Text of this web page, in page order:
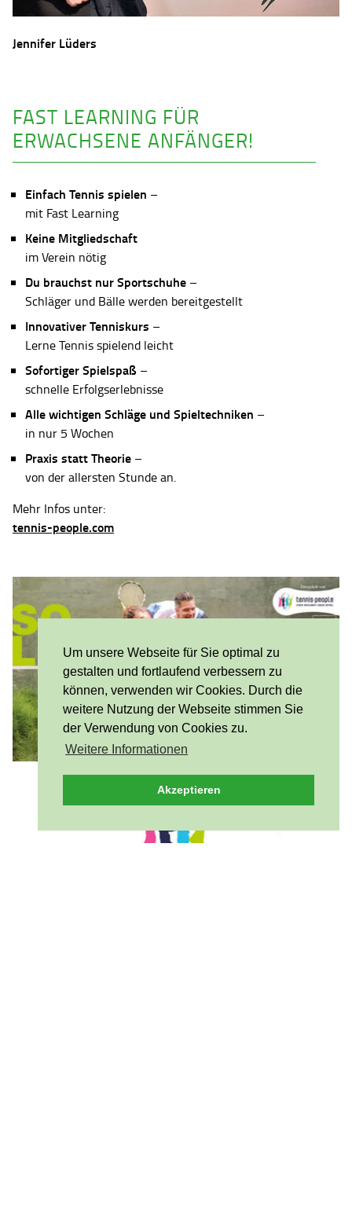
Um unsere Webseite für Sie optimal zu
gestalten und fortlaufend verbessern zu
können, verwenden wir Cookies. Durch die
weitere Nutzung der Webseite stimmen Sie
der Verwendung von Cookies zu.
Weitere Informationen
Akzeptieren
Jennifer Lüders
FAST LEARNING FÜR
ERWACHSENE ANFÄNGER!
Einfach Tennis spielen –
mit Fast Learning
Keine Mitgliedschaft
im Verein nötig
Du brauchst nur Sportschuhe –
Schläger und Bälle werden bereitgestellt
Innovativer Tenniskurs –
Lerne Tennis spielend leicht
Sofortiger Spielspaß –
schnelle Erfolgserlebnisse
Alle wichtigen Schläge und Spieltechniken –
in nur 5 Wochen
Praxis statt Theorie –
von der allersten Stunde an.
Mehr Infos unter:
tennis-people.com